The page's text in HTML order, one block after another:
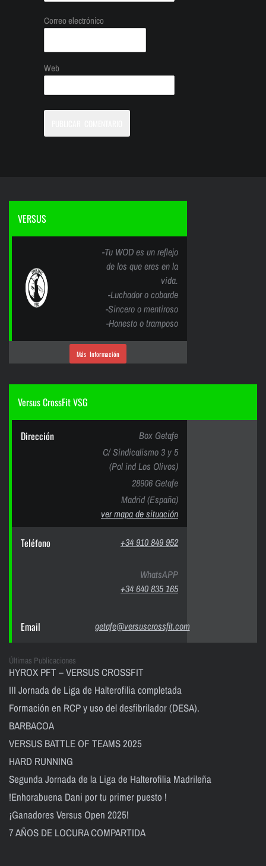
Correo electrónico
Web
VERSUS
-Tu WOD es un reflejo
de los que eres en la
vida.
-Luchador o cobarde
-Sincero o mentiroso
-Honesto o tramposo
Más Información
Versus CrossFit VSG
Dirección
Box Getafe
C/ Sindicalismo 3 y 5
(Pol ind Los Olivos)
28906 Getafe
Madrid (España)
ver mapa de situación
Teléfono +34 910 849 952
WhatsAPP
+34 640 835 165
Email getafe@versuscrossfit.com
Últimas Publicaciones
HYROX PFT – VERSUS CROSSFIT
III Jornada de Liga de Halterofilia completada
Formación en RCP y uso del desfibrilador (DESA).
BARBACOA
VERSUS BATTLE OF TEAMS 2025
HARD RUNNING
Segunda Jornada de la Liga de Halterofilia Madrileña
!Enhorabuena Dani por tu primer puesto !
¡Ganadores Versus Open 2025!
7 AÑOS DE LOCURA COMPARTIDA